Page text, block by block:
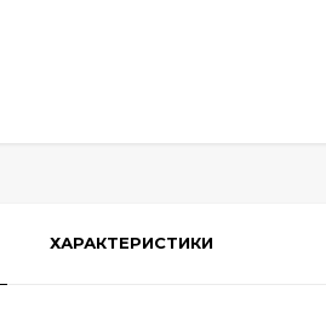
ХАРАКТЕРИСТИКИ